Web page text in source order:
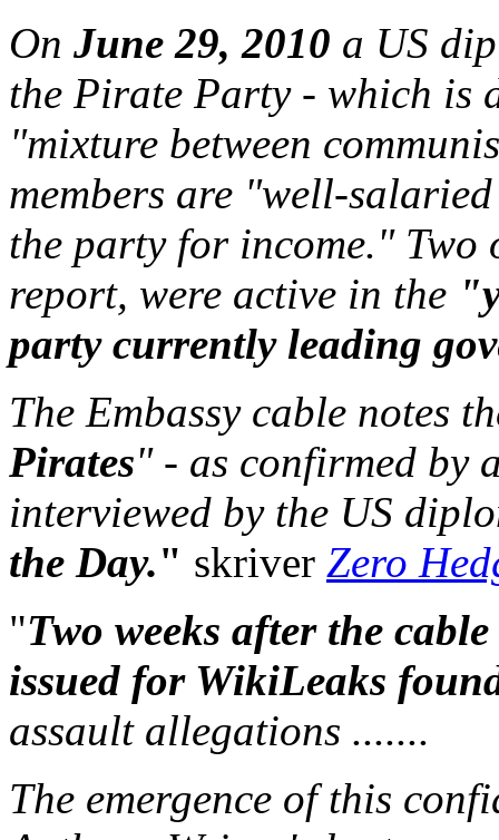
On June 29, 2010 a US
the Pirate Party - which is
"mixture between
members are "well-
the party for income."
report, were active in the
party currently leading
The Embassy cable notes
Pirates" - as confirmed by
interviewed by the US
the Day." skriver Zero
"Two weeks after the
issued for WikiLeaks
assault allegations .......
The emergence of this